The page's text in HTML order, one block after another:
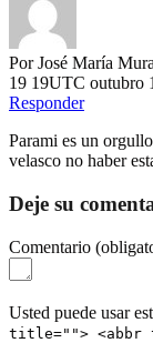
PorJosé María
19 19UTC outubro
Responder
Parami es un
velasco no haber
Deje su
Comentario
Usted puede usar
title=""> <abbr